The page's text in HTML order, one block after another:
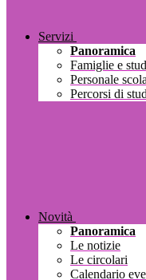
Servizi
Panoramica
Famiglie e
Personale
Percorsi di
Novità
Panoramica
Le notizie
Le circolari
Calendario